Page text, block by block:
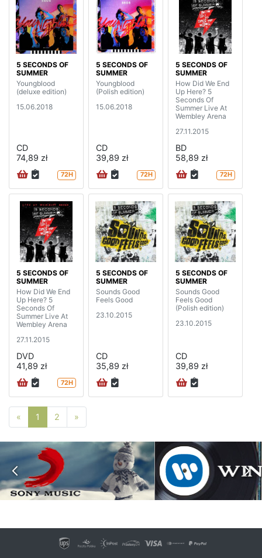
5 SECONDS OF
SUMMER
Youngblood
(deluxe edition)
15.06.2018
CD
74,89 zł
72H
5 SECONDS OF
SUMMER
Youngblood
(Polish edition)
15.06.2018
CD
39,89 zł
72H
5 SECONDS OF
SUMMER
How Did We End
Up Here? 5
Seconds Of
Summer Live At
Wembley Arena
27.11.2015
BD
58,89 zł
72H
5 SECONDS OF
SUMMER
How Did We End
Up Here? 5
Seconds Of
Summer Live At
Wembley Arena
27.11.2015
DVD
41,89 zł
72H
5 SECONDS OF
SUMMER
Sounds Good
Feels Good
23.10.2015
CD
35,89 zł
5 SECONDS OF
SUMMER
Sounds Good
Feels Good
(Polish edition)
23.10.2015
CD
39,89 zł
« Poprzednia strona
1 2 »